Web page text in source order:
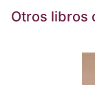
Otros libros